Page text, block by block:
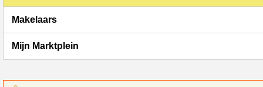
Makelaars
Mijn Marktplein